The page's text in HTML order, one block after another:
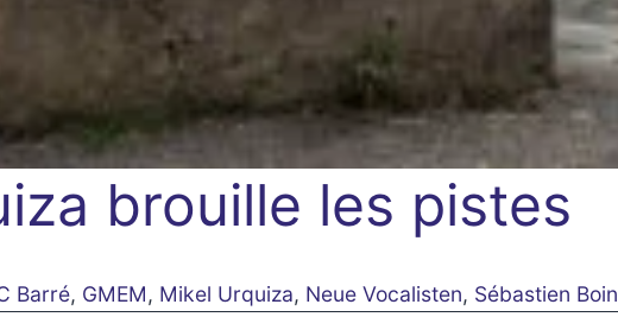
brouille les pistes
Barré, GMEM, Mikel Urquiza, Neue Vocalisten, Sébastien Boin